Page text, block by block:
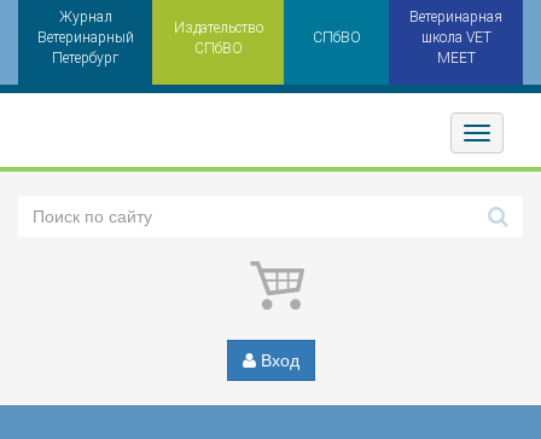
Журнал
Ветеринарный
Петербург
Издательство
СПбВО
СПбВО
Ветеринарная
школа VET
MEET
Toggler
Вход